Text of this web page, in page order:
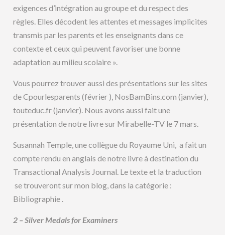
exigences d’intégration au groupe et du respect des
règles. Elles décodent les attentes et messages implicites
transmis par les parents et les enseignants dans ce
contexte et ceux qui peuvent favoriser une bonne
adaptation au milieu scolaire ».
Vous pourrez trouver aussi des présentations sur les sites
de Cpourlesparents (février ), NosBamBins.com (janvier),
touteduc.fr (janvier). Nous avons aussi fait une
présentation de notre livre sur Mirabelle-TV le 7 mars.
Susannah Temple, une collègue du Royaume Uni, a fait un
compte rendu en anglais de notre livre à destination du
Transactional Analysis Journal. Le texte et la traduction
se trouveront sur mon blog, dans la catégorie :
Bibliographie .
2 – Silver Medals for Examiners